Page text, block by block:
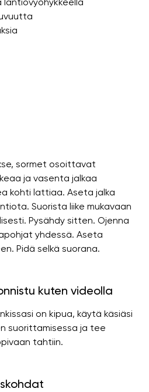
sormet osoittavat
ja vasenta jalkaa
kohti lattiaa. Aseta jalka
Suorista liike mukavaan
Pysähdy sitten. Ojenna
yhdessä. Aseta
Pidä selkä suorana.
kuten videolla
on kipua, käytä käsiäsi
suorittamisessa ja tee
tahtiin.